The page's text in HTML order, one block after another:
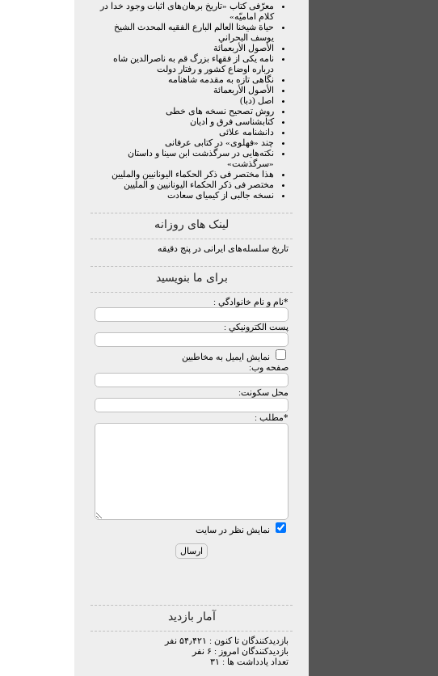
معرّفی کتاب «تاریخ برهان‌های اثبات وجود خدا در
کلام امامیّه»
حياة شيخنا العالم البارع الفقيه المحدث الشيخ
يوسف البحراني
الأصول الأربعمائة
نامه یکی از فقهاء بزرگ قم به ناصرالدین شاه
درباره اوضاع کشور و رفتار دولت
نگاهی تازه به مقدمه شاهنامه
الأصول الأربعمائة
اصل (دبا)
روش تصحیح نسخه ‏هاى خطى
کتابشناسی فرق و ادیان
دانشنامه علائی
چند «فهلوی» در کتابی عرفانی
نکته‌هایی در سرگذشت ابن سینا و داستان
«سرگذشت»
هذا مختصر فی ذکر الحکماء الیونانیین والملیین
مختصر فی ذکر الحکماء الیونانیین و الملیین
نسخه جالبی از کیمیای سعادت
لینک های روزانه
تاریخ سلسله‌های ایرانی در پنج دقیقه
برای ما بنویسید
*نام و نام خانوادگي :
پست الکترونيکي :
نمایش ایمیل به مخاطبین
صفحه وب:
محل سکونت:
*مطلب :
نمایش نظر در سایت
آمار بازدید
بازدیدکنندگان تا کنون : ۵۴٫۴۲۱ نفر
بازدیدکنندگان امروز : ۶ نفر
تعداد یادداشت ها : ۳۱